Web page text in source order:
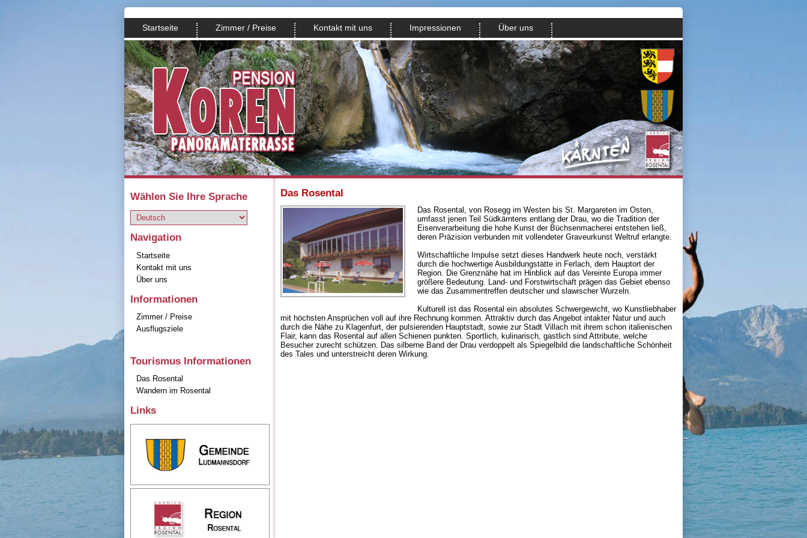
Startseite Zimmer / Preise Kontakt mit uns Impressionen Über uns
Wählen Sie Ihre Sprache
Navigation
Startseite
Kontakt mit uns
Über uns
Informationen
Zimmer / Preise
Ausflugsziele
Tourismus Informationen
Das Rosental
Wandern im Rosental
Links
Das Rosental
Das Rosental, von Rosegg im Westen bis St. Margareten im Osten,
umfasst jenen Teil Südkärntens entlang der Drau, wo die Tradition der
Eisenverarbeitung die hohe Kunst der Büchsenmacherei entstehen ließ,
deren Präzision verbunden mit vollendeter Graveurkunst Weltruf erlangte.
Wirtschaftliche Impulse setzt dieses Handwerk heute noch, verstärkt
durch die hochwertige Ausbildungstätte in Ferlach, dem Hauptort der
Region. Die Grenznähe hat im Hinblick auf das Vereinte Europa immer
größere Bedeutung. Land- und Forstwirtschaft prägen das Gebiet ebenso
wie das Zusammentreffen deutscher und slawischer Wurzeln.
Kulturell ist das Rosental ein absolutes Schwergewicht, wo Kunstliebhaber
mit höchsten Ansprüchen voll auf ihre Rechnung kommen. Attraktiv durch das Angebot intakter Natur und auch
durch die Nähe zu Klagenfurt, der pulsierenden Hauptstadt, sowie zur Stadt Villach mit ihrem schon italienischen
Flair, kann das Rosental auf allen Schienen punkten. Sportlich, kulinarisch, gastlich sind Attribute, welche
Besucher zurecht schützen. Das silberne Band der Drau verdoppelt als Spiegelbild die landschaftliche Schönheit
des Tales und unterstreicht deren Wirkung.